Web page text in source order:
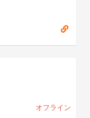
オフライン